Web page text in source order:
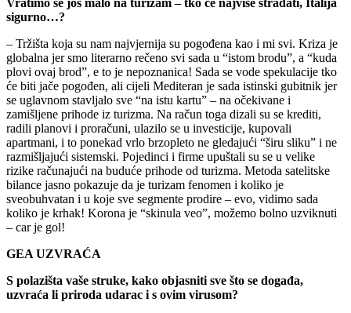
sigurno…?
– Tržišta koja su nam najvjernija su pogođena kao i mi svi. Kriza je
globalna jer smo literarno rečeno svi sada u “istom brodu”, a “kuda
plovi ovaj brod”, e to je nepoznanica! Sada se vode spekulacije tko
će biti jače pogođen, ali cijeli Mediteran je sada istinski gubitnik jer
se uglavnom stavljalo sve “na istu kartu” – na očekivane i
zamišljene prihode iz turizma. Na račun toga dizali su se krediti,
radili planovi i proračuni, ulazilo se u investicije, kupovali
apartmani, i to ponekad vrlo brzopleto ne gledajući “širu sliku” i ne
razmišljajući sistemski. Pojedinci i firme upuštali su se u velike
rizike računajući na buduće prihode od turizma. Metoda satelitske
bilance jasno pokazuje da je turizam fenomen i koliko je
sveobuhvatan i u koje sve segmente prodire – evo, vidimo sada
koliko je krhak! Korona je “skinula veo”, možemo bolno uzviknuti
– car je gol!
GEA UZVRAĆA
S polazišta vaše struke, kako objasniti sve što se događa,
uzvraća li priroda udarac i s ovim virusom?